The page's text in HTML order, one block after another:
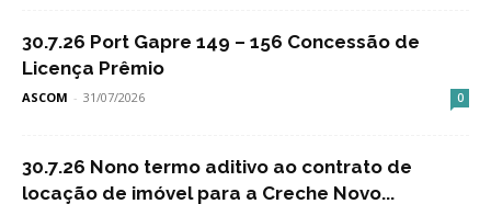
30.7.26 Port Gapre 149 – 156 Concessão de
Licença Prêmio
ASCOM - 31/07/2026 0
30.7.26 Nono termo aditivo ao contrato de
locação de imóvel para a Creche Novo...